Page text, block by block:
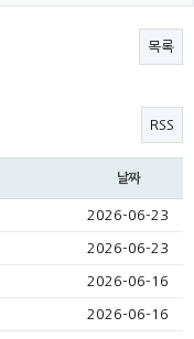
목록
RSS
날짜
2026-06-23
2026-06-23
2026-06-16
2026-06-16